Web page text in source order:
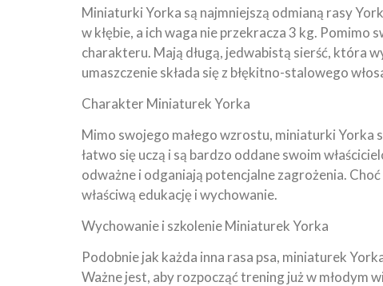
Miniaturki Yorka są najmniejszą odmianą rasy
w kłębie, a ich waga nie przekracza 3 kg. Pomimo
charakteru. Mają długą, jedwabistą sierść, która
umaszczenie składa się z błękitno-stalowego
Charakter Miniaturek Yorka
Mimo swojego małego wzrostu, miniaturki Yorka
łatwo się uczą i są bardzo oddane swoim
odważne i odganiają potencjalne zagrożenia.
właściwą edukację i wychowanie.
Wychowanie i szkolenie Miniaturek Yorka
Podobnie jak każda inna rasa psa, miniaturek
Ważne jest, aby rozpocząć trening już w młodym